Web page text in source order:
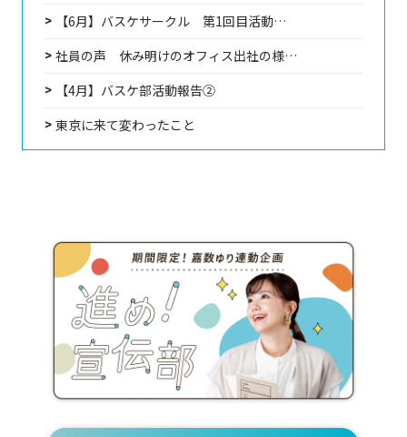
【6月】バスケサークル 第1回目活動…
社員の声 休み明けのオフィス出社の様…
【4月】バスケ部活動報告②
東京に来て変わったこと